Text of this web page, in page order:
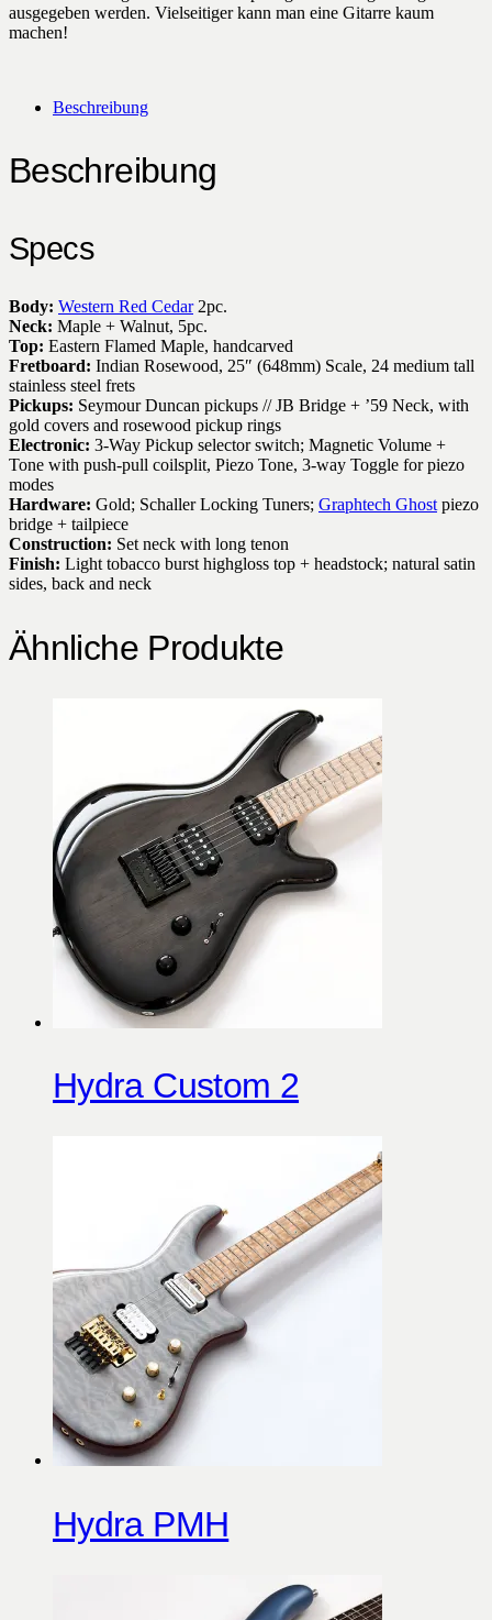
ausgegeben werden. Vielseitiger kann man eine Gitarre kaum
machen!
Beschreibung
Beschreibung
Specs
Body: Western Red Cedar2pc.
Neck: Maple + Walnut, 5pc.
Top: Eastern Flamed Maple, handcarved
Fretboard: Indian Rosewood, 25″ (648mm) Scale, 24 medium tall
stainless steel frets
Pickups: Seymour Duncan pickups // JB Bridge + ’59 Neck, with
gold covers and rosewood pickup rings
Electronic: 3-Way Pickup selector switch; Magnetic Volume +
Tone with push-pull coilsplit, Piezo Tone, 3-way Toggle for piezo
modes
Hardware: Gold; Schaller Locking Tuners; Graphtech Ghost piezo
bridge + tailpiece
Construction: Set neck with long tenon
Finish: Light tobacco burst highgloss top + headstock; natural satin
sides, back and neck
Ähnliche Produkte
Hydra Custom 2
Hydra PMH